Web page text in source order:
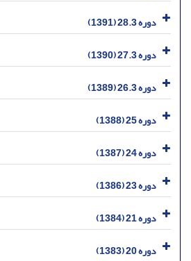
دوره 28.3 (1391)
دوره 27.3 (1390)
دوره 26.3 (1389)
دوره 25 (1388)
دوره 24 (1387)
دوره 23 (1386)
دوره 21 (1384)
دوره 20 (1383)